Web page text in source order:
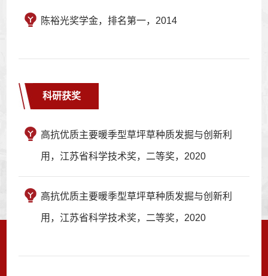
陈裕光奖学金，排名第一，2014
科研获奖
高抗优质主要暖季型草坪草种质发掘与创新利
用，江苏省科学技术奖，二等奖，2020
高抗优质主要暖季型草坪草种质发掘与创新利
用，江苏省科学技术奖，二等奖，2020